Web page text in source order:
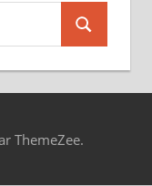
ThemeZee.